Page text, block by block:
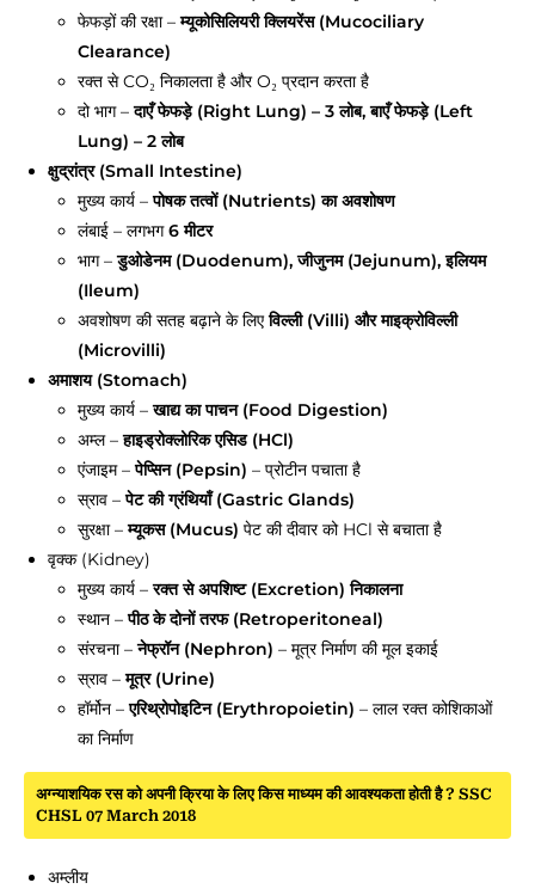
फेफड़ों की रक्षा –म्यूकोसिलियरी क्लियरेंस (Mucociliary
Clearance)
रक्त से CO₂ निकालता है और O₂ प्रदान करता है
दो भाग –दाएँ फेफड़े (Right Lung) – 3 लोब, बाएँ फेफड़े (Left
Lung) – 2 लोब
क्षुद्रांत्र (Small Intestine)
मुख्य कार्य –पोषक तत्वों (Nutrients) का अवशोषण
लंबाई – लगभग6 मीटर
भाग –डुओडेनम (Duodenum), जीजुनम (Jejunum), इलियम
(Ileum)
अवशोषण की सतह बढ़ाने के लिएविल्ली (Villi) और माइक्रोविल्ली
(Microvilli)
अमाशय (Stomach)
मुख्य कार्य –खाद्य का पाचन (Food Digestion)
अम्ल –हाइड्रोक्लोरिक एसिड (HCl)
एंजाइम –पेप्सिन (Pepsin) – प्रोटीन पचाता है
स्राव –पेट की ग्रंथियाँ (Gastric Glands)
सुरक्षा –म्यूकस (Mucus) पेट की दीवार को HCl से बचाता है
वृक्क (Kidney)
मुख्य कार्य –रक्त से अपशिष्ट (Excretion) निकालना
स्थान –पीठ के दोनों तरफ (Retroperitoneal)
संरचना –नेफ्रॉन (Nephron) – मूत्र निर्माण की मूल इकाई
स्राव –मूत्र (Urine)
हॉर्मोन –एरिथ्रोपोइटिन (Erythropoietin) – लाल रक्त कोशिकाओं
का निर्माण
अग्न्याशयिक रस को अपनी क्रिया के लिए किस माध्यम की आवश्यकता होती है ? SSC
CHSL 07 March 2018
अम्लीय